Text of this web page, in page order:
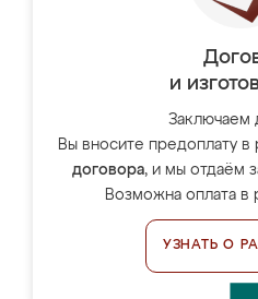
и
Заключаем
Вы вносите предоплату в
договора, и мы отдаём
Возможна оплата в
УЗНАТЬ О